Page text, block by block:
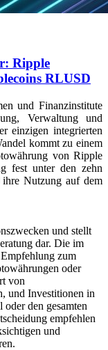
Ripple
RLUSD
und Finanzinstitute
Verwaltung und
einzigen integrierten
kommt zu einem
von Ripple
fest unter den zehn
ihre Nutzung auf dem
und stellt
dar. Die im
zum
oder
von
und Investitionen in
den gesamten
empfehlen
und